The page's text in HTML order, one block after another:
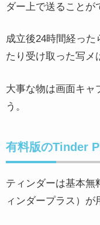
ダー上で送ることが
成立後24時間経っ
たり受け取った写メ
大事な物は画面キャ
う。
有料版のTinder
ティンダーは基本無
ィンダープラス）が